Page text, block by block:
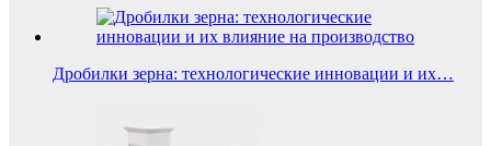
Дробилки зерна: технологические инновации и их…